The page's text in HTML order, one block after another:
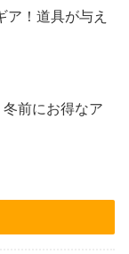
ア！道具が与え
前にお得なア